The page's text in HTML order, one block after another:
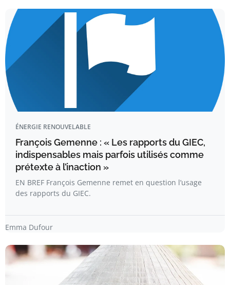
ÉNERGIE RENOUVELABLE
François Gemenne : « Les rapports du GIEC,
indispensables mais parfois utilisés comme
prétexte à l’inaction »
EN BREF François Gemenne remet en question l’usage
des rapports du GIEC.
Emma Dufour